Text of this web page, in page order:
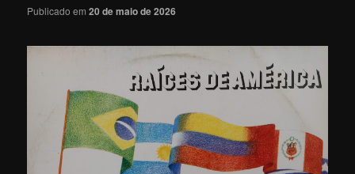
Publicado em20 de maio de 2026